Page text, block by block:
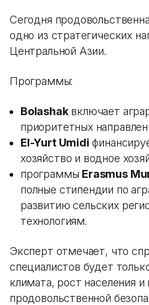
Сегодня
одно из стратегических
Центральной Азии.
Программы:
Bolashakвключает
приоритетных
El-Yurt Umidi
хозяйство и водное
программы Erasmus
полные стипендии по
развитию сельских
технологиям.
Эксперт отмечает, что
специалистов будет
климата, рост населения и
продовольственной